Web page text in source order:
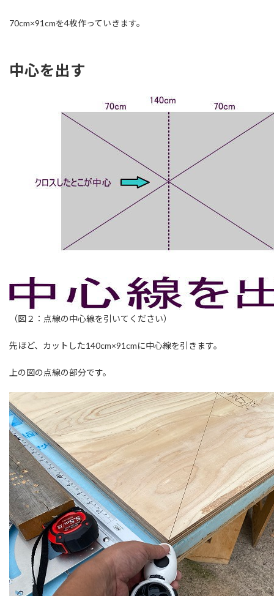
70cm×91cmを4枚作っていきます。
中心を出す
（図２：点線の中心線を引いてください）
先ほど、カットした140cm×91cmに中心線を引きます。
上の図の点線の部分です。